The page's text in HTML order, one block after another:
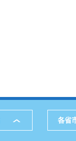
各省